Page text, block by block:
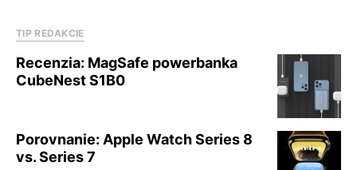
TIP REDAKCIE
Recenzia: MagSafe powerbanka
CubeNest S1B0
Porovnanie: Apple Watch Series 8
vs. Series 7